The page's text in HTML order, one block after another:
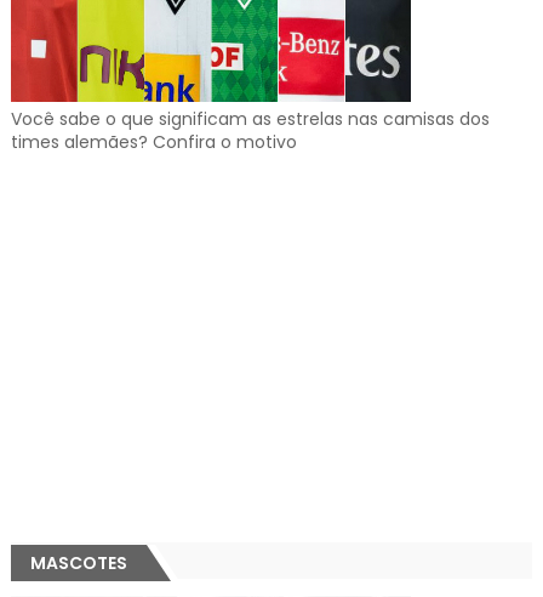
Você sabe o que significam as estrelas nas camisas dos
times alemães? Confira o motivo
MASCOTES